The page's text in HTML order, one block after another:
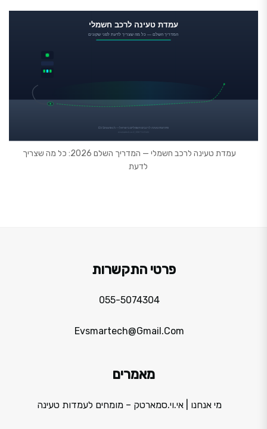
עמדת טעינה לרכב חשמלי — המדריך השלם 2026: כל מה שצריך
לדעת
פרטי התקשרות
055-5074304
Evsmartech@gmail.com
מאמרים
מי אנחנו | אי.וי.סמארטק – מומחים לעמדות טעינה